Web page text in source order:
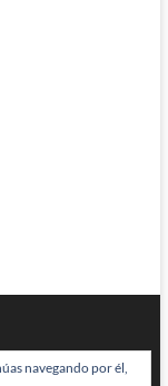
navegando por él,